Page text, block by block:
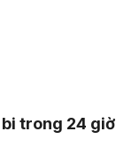
trong 24 giờ